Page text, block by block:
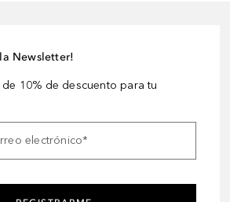
Newsletter!
10% de descuento para tu
electrónico*